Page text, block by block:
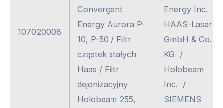
107020008
Convergent
Energy Aurora P-
10, P-50 / Filtr
cząstek stałych
Haas / Filtr
dejonizacyjny
Holobeam 255,
Energy Inc. /
HAAS-Laser
GmbH & Co.
KG /
Holobeam
Inc. /
SIEMENS